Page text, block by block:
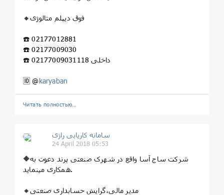
🔸فوق دیپلم متالوژی
☎️ 02177012881
☎️ 02177009030
☎️ 02177009031داخلی 118
🆔 @karyaban
Читать полностью…
سامانه کاریابی رازی
24 April 2018 05:53
🔶شرکت ساج آسا واقع در شهرک صنعتی پرند دعوت به
همکاری مینماید.
🔸مدیر مالی،گرایش حسابداری صنعتی